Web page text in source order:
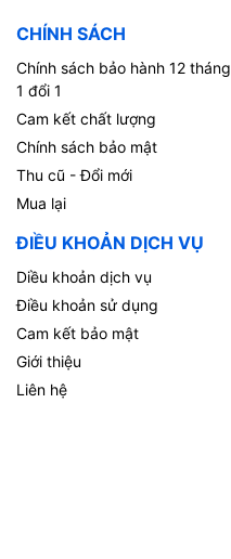
CHÍNH SÁCH
Chính sách bảo hành 12 tháng
1 đổi 1
Cam kết chất lượng
Chính sách bảo mật
Thu cũ - Đổi mới
Mua lại
ĐIỀU KHOẢN DỊCH VỤ
Diều khoản dịch vụ
Điều khoản sử dụng
Cam kết bảo mật
Giới thiệu
Liên hệ